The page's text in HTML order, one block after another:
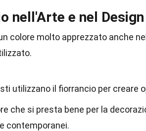
nell'Arte e nel Design
colore molto apprezzato anche
utilizzano il fiorrancio per creare
che si presta bene per la
contemporanei.